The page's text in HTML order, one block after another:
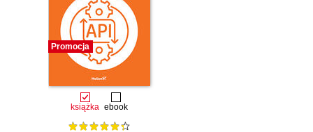
Promocja
książka ebook